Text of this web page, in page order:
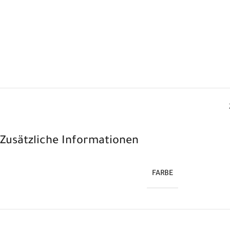
Zusätzliche Informationen
FARBE